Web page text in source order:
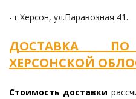
- г.Херсон, ул.Паравозная 41.
ДОСТАВКА
ХЕРСОНСКОЙ
Стоимость доставки